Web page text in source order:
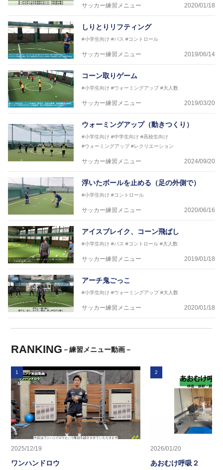
サッカー練習メニュー 2020/01/18
しりとりリフティング
#小学生向け #パス #コントロール
サッカー練習メニュー 2019/06/14
コーン取りゲーム
#小学生向け #ウォーミングアップ #大人数
サッカー練習メニュー 2019/03/20
ウォーミングアップ（動きつくり）
#小学生向け #中学生向け #高校生向け
#ウォーミングアップ #レクリエーション
サッカー練習メニュー 2024/09/20
浮いたボールを止める（足の外側で）
#小学生向け #コントロール
サッカー練習メニュー 2020/06/16
アイスブレイク、コーン飛ばし
#小学生向け #パス #コントロール #大人数
サッカー練習メニュー 2019/01/18
アーチ鬼ごっこ
#小学生向け #ウォーミングアップ #大人数
サッカー練習メニュー 2020/01/18
RANKING －練習メニュー動画－
1
2025/12/19
ワンハンドロウ
2
2026/01/20
あおむけ呼吸２